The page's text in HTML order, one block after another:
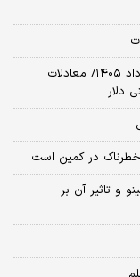
پیش‌بینی قیمت طلا، دلار و سکه امروز شنبه ۱۷ مرداد ۱۴۰۵/ معادلات
دلار
در کمین است
و تاثیر آن بر